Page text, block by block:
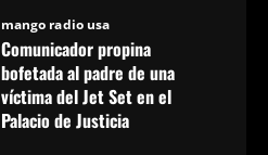
mango radio usa
Comunicador propina
bofetada al padre de una
víctima del Jet Set en el
Palacio de Justicia